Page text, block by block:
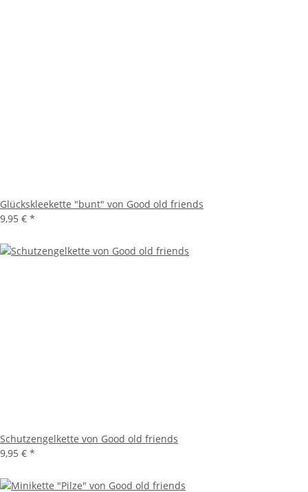
Glückskleekette "bunt" von Good old friends
9,95 € *
Schutzengelkette von Good old friends
9,95 € *